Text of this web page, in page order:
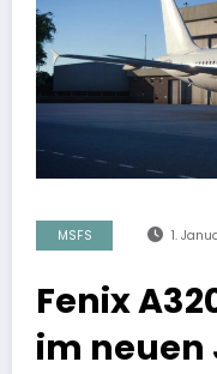
MSFS 1.
Fenix
im neuen